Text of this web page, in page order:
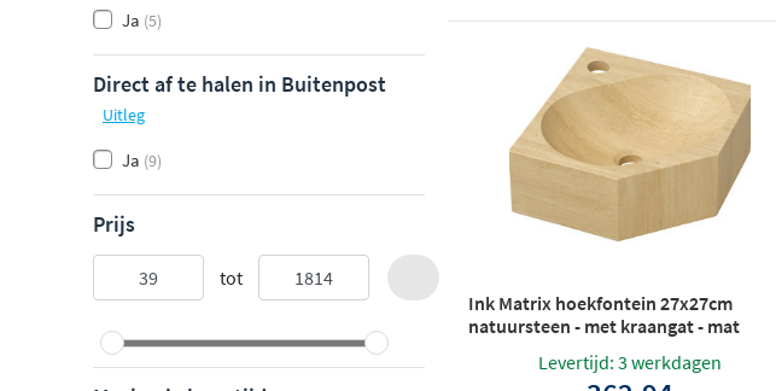
Ja (5)
Direct af te halen in Buitenpost
Uitleg
Ja (9)
Prijs
tot
Ink Matrix hoekfontein 27x27cm
natuursteen - met kraangat - mat
Levertijd: 3 werkdagen